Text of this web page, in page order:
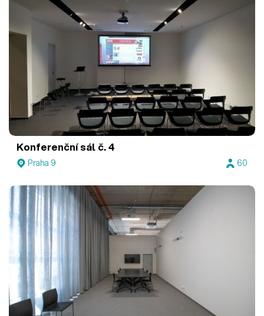
Konferenční sál č. 4
Praha 9 60